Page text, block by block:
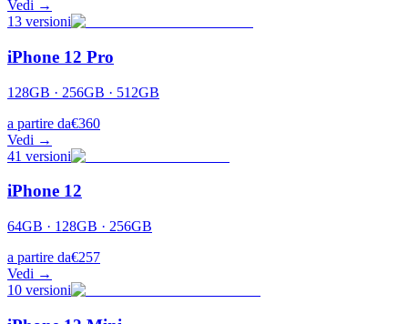
Vedi →
13 versioni
iPhone 12 Pro
128GB · 256GB · 512GB
a partire da€360
Vedi →
41 versioni
iPhone 12
64GB · 128GB · 256GB
a partire da€257
Vedi →
10 versioni